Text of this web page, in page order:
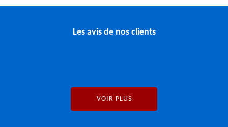
Les avis de nos clients
VOIR PLUS